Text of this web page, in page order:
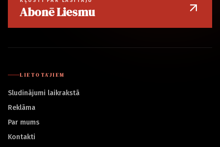
Abonē Liesmu
LIETOTĀJIEM
Sludinājumi laikrakstā
Reklāma
Par mums
Kontakti